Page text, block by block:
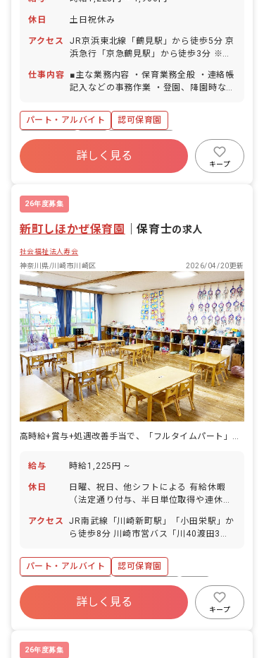
休日 土日祝休み
アクセス
JR京浜東北線「鶴見駅」から徒歩5分 京
浜急行「京急鶴見駅」から徒歩3分 ※最
分程度、乗り換えなしでアクセスできま
す。 ※マイカー通勤可（駐車場の補助金
モールなど便利なお店が多く立ち並んで
おり、夜も人通りが多いので帰り道も安
仕事内容
■主な業務内容 ・保育業務全般 ・連絡帳
記入などの事務作業 ・登園、降園時など
掃など ■クラス編成 定員95名 0歳児クラ
ス 9名（職員3名） 1歳児クラス 11名
（職員3名） 2歳児クラス 15名（職員3
名） 3歳児クラス 20名（職員3名） 4歳
児クラス 20名（職員3名） 5歳児クラス
パート・アルバイト
認可保育園
土日祝休み
有給
産休育休制度
社会福祉法人
車通勤可
詳しく見る
キープ
26年度募集
新町しほかぜ保育園 ｜保育士の求人
社会福祉法人寿会
神奈川県/川崎市川崎区
2026/04/20更新
高時給+賞与+処遇改善手当で、「フルタイムパート」が本気で稼げる。
給与 時給1,225円 ~
休日
日曜、祝日、他シフトによる 有給休暇
（法定通り付与、半日単位取得や連休利
産休育休制度（取得率100％！復帰実績
もあり） 看護休暇（取得実績あり） 介
アクセス
JR南武線「川崎新町駅」「小田栄駅」か
ら徒歩8分 川崎市営バス「川40渡田3丁
バス「成就前」下車徒歩3分 ※マイカ
ー・バイク・自転車通勤OK（無料駐輪場
完備） ・川崎駅からのバスの本数も多
く、バス通勤もしやすいです。住宅地内
にあるので帰宅時間帯も人通りが多いで
パート・アルバイト
認可保育園
ボーナス・賞与あり
社会保険完備
有給
産休育休制度
社会福祉法人
詳しく見る
キープ
26年度募集